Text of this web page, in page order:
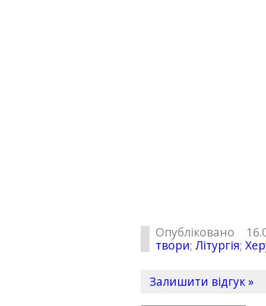
Опубліковано
твори;Літургія;
Залишити відгук »